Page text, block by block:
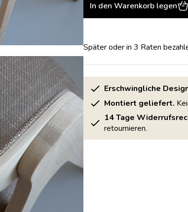
In den Warenkorb legen
Später oder in 3 Raten
Erschwingliche
Montiert geliefert.
14 Tage
retournieren.